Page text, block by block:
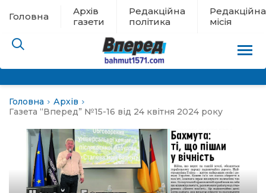
Головна
Архів
газети
Редакційна
політика
Редакційна
місія
евакуації
Головна
Архів
Газета “Вперед” №15-16 від 24 квітня 2024 року